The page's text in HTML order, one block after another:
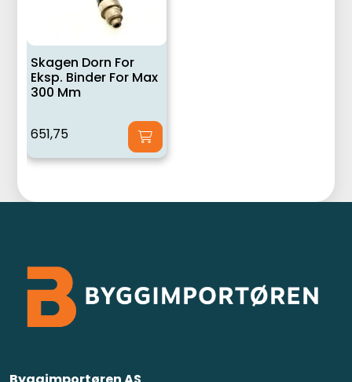
Skagen Dorn For
Eksp. Binder For Max
300 Mm
651,75